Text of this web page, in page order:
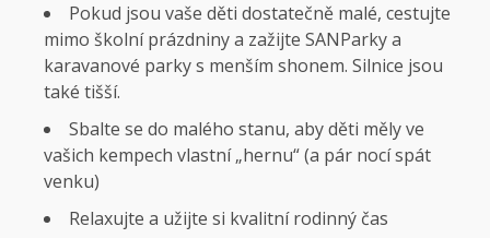
Pokud jsou vaše děti dostatečně malé, cestujte
mimo školní prázdniny a zažijte SANParky a
karavanové parky s menším shonem. Silnice jsou
také tišší.
Sbalte se do malého stanu, aby děti měly ve
vašich kempech vlastní „hernu“ (a pár nocí spát
venku)
Relaxujte a užijte si kvalitní rodinný čas